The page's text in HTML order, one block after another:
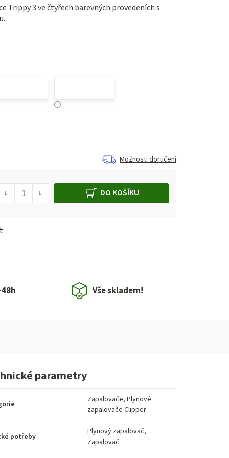
Trippy 3 ve čtyřech barevných provedeních s
Možnosti doručení
DO KOŠÍKU
Vše skladem!
parametry
Zapalovače, Plynové
zapalovače Clipper
potřeby Plynový zapalovač,
Zapalovač